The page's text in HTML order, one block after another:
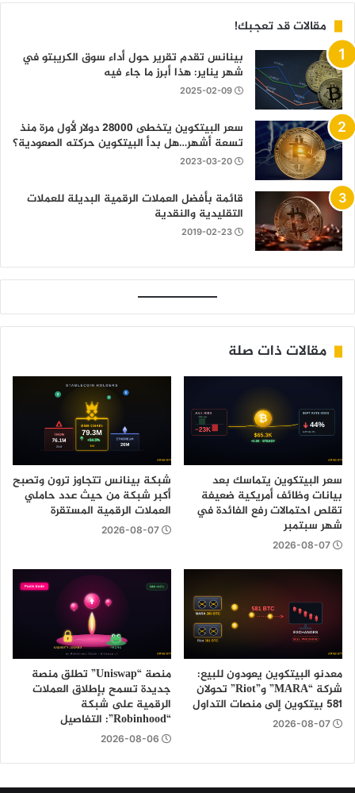
مقالات قد تعجبك!
بينانس تقدم تقرير حول أداء سوق الكريبتو في
شهر يناير: هذا أبرز ما جاء فيه
2025-02-09
سعر البيتكوين يتخطى 28000 دولار لأول مرة منذ
تسعة أشهر…هل بدأ البيتكوين حركته الصعودية؟
2023-03-20
قائمة بأفضل العملات الرقمية البديلة للعملات
التقليدية والنقدية
2019-02-23
مقالات ذات صلة
سعر البيتكوين يتماسك بعد
بيانات وظائف أمريكية ضعيفة
تقلص احتمالات رفع الفائدة في
شهر سبتمبر
2026-08-07
شبكة بينانس تتجاوز ترون وتصبح
أكبر شبكة من حيث عدد حاملي
العملات الرقمية المستقرة
2026-08-07
معدنو البيتكوين يعودون للبيع:
شركة “MARA” و”Riot” تحولان
581 بيتكوين إلى منصات التداول
2026-08-07
منصة “Uniswap” تطلق منصة
جديدة تسمح بإطلاق العملات
الرقمية على شبكة
“Robinhood”: التفاصيل
2026-08-06